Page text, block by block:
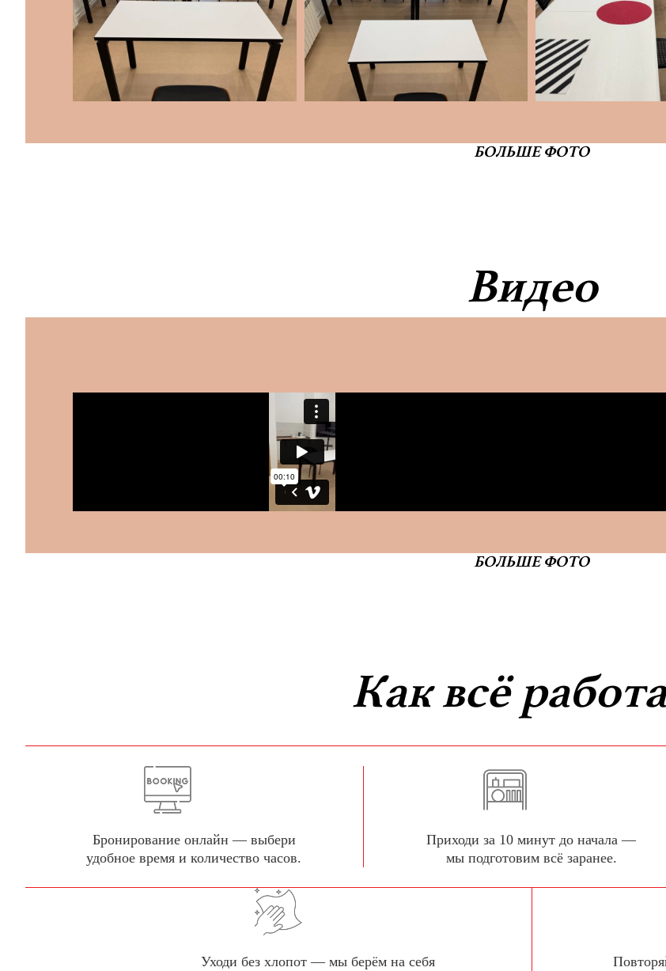
БОЛЬШЕ ФОТО
Видео
БОЛЬШЕ ФОТО
Как всё
Бронирование онлайн — выбери
удобное время и количество часов.
Приходи за 10 минут до начала —
мы подготовим всё заранее.
Уходи без хлопот — мы берём на себя